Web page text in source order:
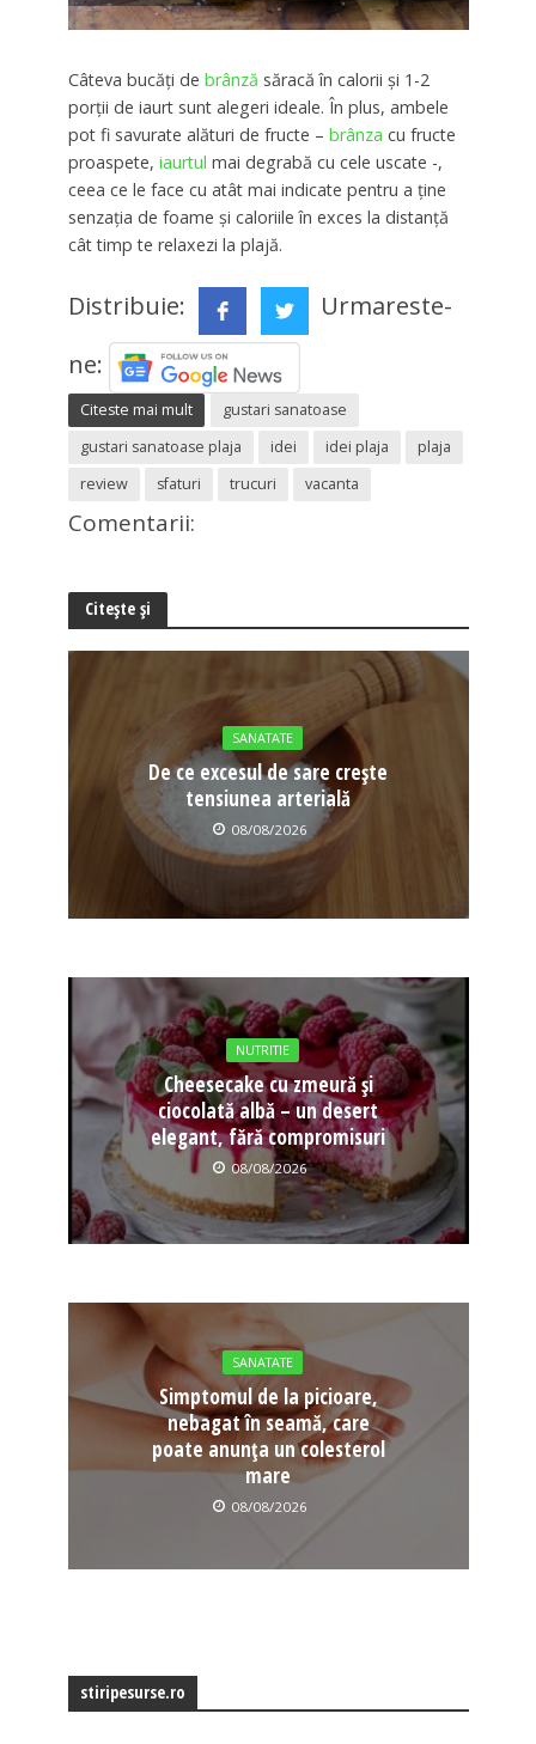
Câteva bucăţi de brânză săracă în calorii şi 1-2
porţii de iaurt sunt alegeri ideale. În plus, ambele
pot fi savurate alături de fructe – brânza cu fructe
proaspete, iaurtul mai degrabă cu cele uscate -,
ceea ce le face cu atât mai indicate pentru a ţine
senzaţia de foame şi caloriile în exces la distanţă
cât timp te relaxezi la plajă.
Distribuie:
Urmareste-
ne:
Citeste mai mult
gustari sanatoase
gustari sanatoase plaja
idei idei plaja
plaja
review
sfaturi trucuri vacanta
Comentarii:
Citește și
SANATATE
De ce excesul de sare crește
tensiunea arterială
08/08/2026
NUTRITIE
Cheesecake cu zmeură și
ciocolată albă – un desert
elegant, fără compromisuri
08/08/2026
SANATATE
Simptomul de la picioare,
nebagat în seamă, care
poate anunța un colesterol
mare
08/08/2026
stiripesurse.ro